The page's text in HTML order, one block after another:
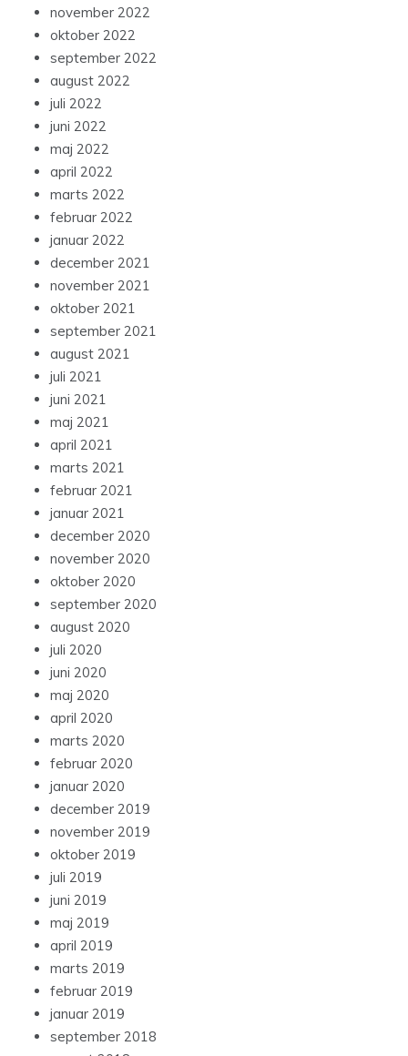
november 2022
oktober 2022
september 2022
august 2022
juli 2022
juni 2022
maj 2022
april 2022
marts 2022
februar 2022
januar 2022
december 2021
november 2021
oktober 2021
september 2021
august 2021
juli 2021
juni 2021
maj 2021
april 2021
marts 2021
februar 2021
januar 2021
december 2020
november 2020
oktober 2020
september 2020
august 2020
juli 2020
juni 2020
maj 2020
april 2020
marts 2020
februar 2020
januar 2020
december 2019
november 2019
oktober 2019
juli 2019
juni 2019
maj 2019
april 2019
marts 2019
februar 2019
januar 2019
september 2018